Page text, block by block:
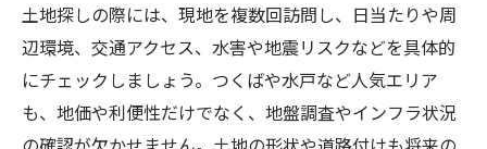
用法
信頼できる建築会社と注文住宅の契約前チ
ェック
注文住宅ならではの設計の工夫とは何か
土地探しの際には、現地を複数回訪問し、日当たりや周
辺環境、交通アクセス、水害や地震リスクなどを具体的
にチェックしましょう。つくばや水戸など人気エリア
も、地価や利便性だけでなく、地盤調査やインフラ状況